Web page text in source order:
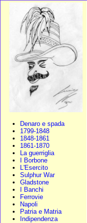
Denaro e spada
1799-1848
1848-1861
1861-1870
La guerriglia
I Borbone
L'Esercito
Sulphur War
Gladstone
I Banchi
Ferrovie
Napoli
Patria e Matria
Indipendenza